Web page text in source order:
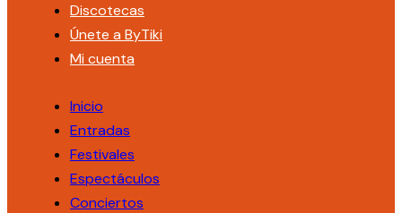
Discotecas
Únete a ByTiki
Mi cuenta
Inicio
Entradas
Festivales
Espectáculos
Conciertos